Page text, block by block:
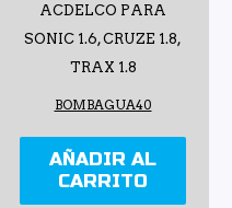
ACDELCO PARA
SONIC 1.6, CRUZE 1.8,
TRAX 1.8
BOMBAGUA40
AÑADIR AL
CARRITO